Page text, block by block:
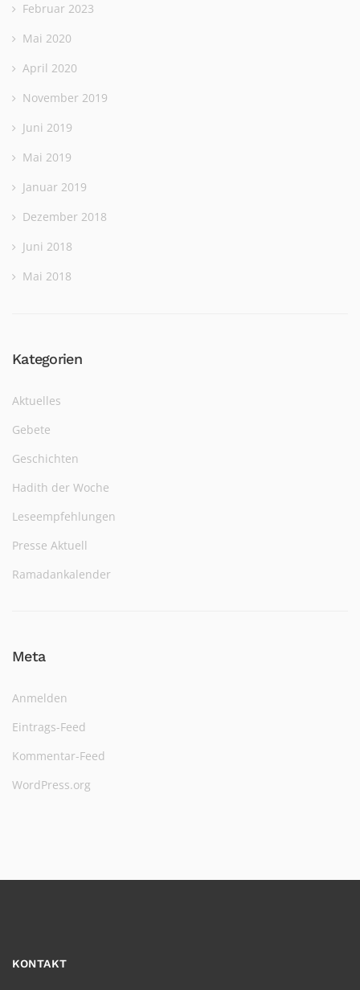
Februar 2023
Mai 2020
April 2020
November 2019
Juni 2019
Mai 2019
Januar 2019
Dezember 2018
Juni 2018
Mai 2018
Kategorien
Aktuelles
Gebete
Geschichten
Hadith der Woche
Leseempfehlungen
Presse Aktuell
Ramadankalender
Meta
Anmelden
Eintrags-Feed
Kommentar-Feed
WordPress.org
KONTAKT